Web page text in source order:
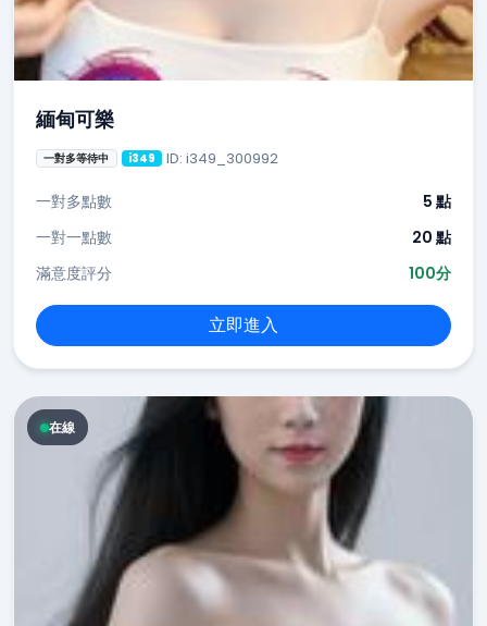
緬甸可樂
一對多等待中 i349 ID: i349_300992
一對多點數
5 點
一對一點數
20 點
滿意度評分
100分
立即進入
在線